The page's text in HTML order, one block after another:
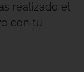
realizado el
con tu